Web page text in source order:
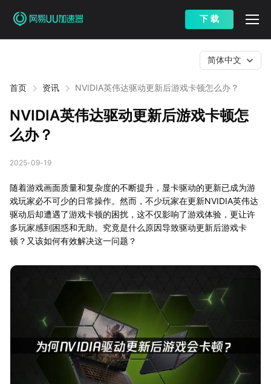
下 载
首页 资讯 NVIDIA英伟达驱动更新后游戏卡顿怎么办？
简体中文
NVIDIA英伟达驱动更新后游戏卡顿怎
么办？
2025-09-19
随着游戏画面质量和复杂度的不断提升，显卡驱动的更新已成为游
戏玩家必不可少的日常操作。然而，不少玩家在更新NVIDIA英伟达
驱动后却遭遇了游戏卡顿的困扰，这不仅影响了游戏体验，更让许
多玩家感到困惑和无助。究竟是什么原因导致驱动更新后游戏卡
顿？又该如何有效解决这一问题？